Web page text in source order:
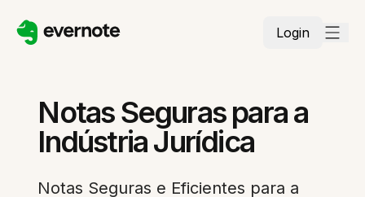
Login
Notas Seguras para a
Indústria Jurídica
Notas Seguras e Eficientes para a